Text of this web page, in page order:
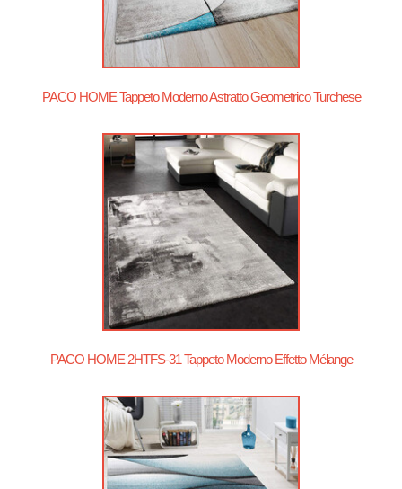
PACO HOME Tappeto Moderno Astratto Geometrico Turchese
PACO HOME 2HTFS-31 Tappeto Moderno Effetto Mélange